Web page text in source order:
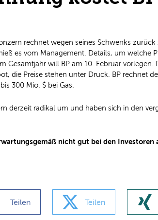
rechnet wegen seines Schwenks
es vom Management. Details, um welche
Gesamtjahr will BP am 10. Februar
die Preise stehen unter Druck. BP rechnet
300 Mio. $ bei Gas.
derzeit radikal um und haben sich in den
nicht gut bei den
Teilen Teilen